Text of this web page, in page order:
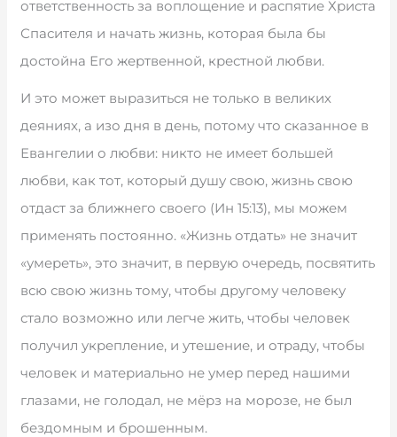
ответственность за воплощение и распятие Христа
Спасителя и начать жизнь, которая была бы
достойна Его жертвенной, крестной любви.
И это может выразиться не только в великих
деяниях, а изо дня в день, потому что сказанное в
Евангелии о любви: никто не имеет большей
любви, как тот, который душу свою, жизнь свою
отдаст за ближнего своего (Ин 15:13), мы можем
применять постоянно. «Жизнь отдать» не значит
«умереть», это значит, в первую очередь, посвятить
всю свою жизнь тому, чтобы другому человеку
стало возможно или легче жить, чтобы человек
получил укрепление, и утешение, и отраду, чтобы
человек и материально не умер перед нашими
глазами, не голодал, не мёрз на морозе, не был
бездомным и брошенным.